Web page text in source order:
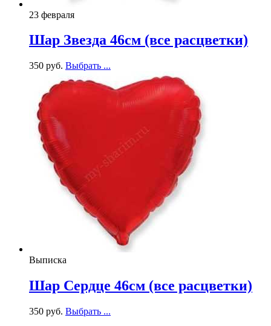
23 февраля
Шар Звезда 46см (все расцветки)
350 руб. Выбрать ...
Выписка
Шар Сердце 46см (все расцветки)
350 руб. Выбрать ...